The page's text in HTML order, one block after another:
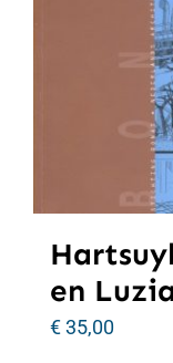
en Luzia
€35,00